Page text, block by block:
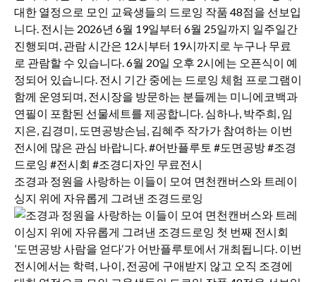
조경과 정원을 사랑하는 이들이 모여 면천캔버스와 트레이
싱지 위에 자유롭게 그려낸 조경드로잉